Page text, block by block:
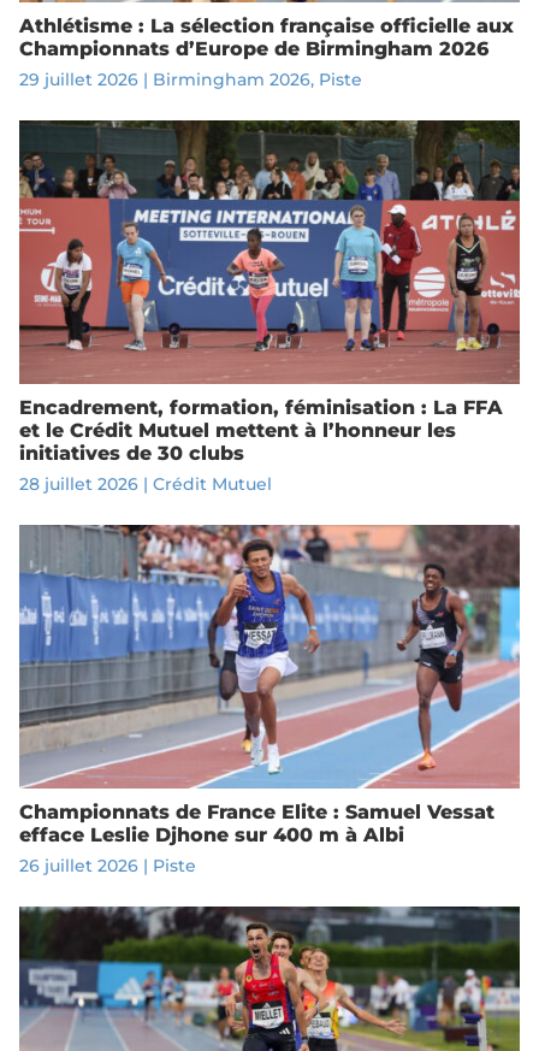
Athlétisme : La sélection française officielle aux
Championnats d’Europe de Birmingham 2026
29 juillet 2026| Birmingham 2026, Piste
Encadrement, formation, féminisation : La FFA
et le Crédit Mutuel mettent à l’honneur les
initiatives de 30 clubs
28 juillet 2026| Crédit Mutuel
Championnats de France Elite : Samuel Vessat
efface Leslie Djhone sur 400 m à Albi
26 juillet 2026| Piste